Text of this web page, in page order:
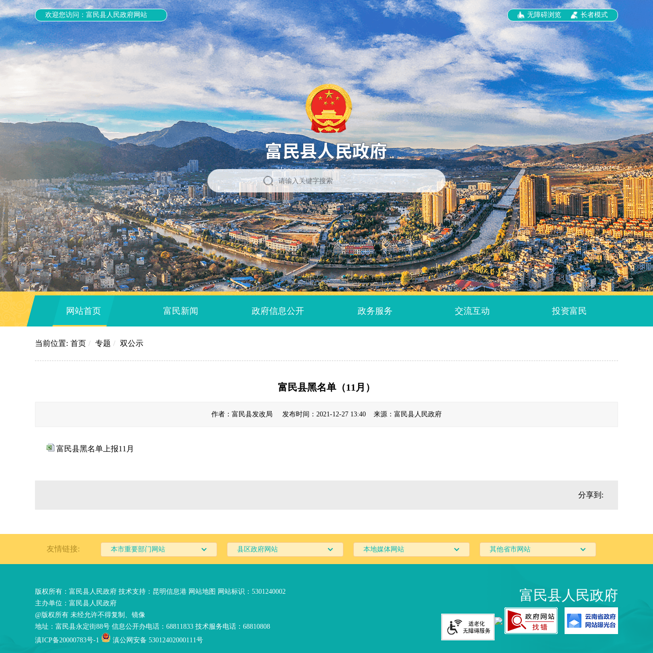
欢迎您访问：富民县人民政府网站 无障碍浏览 长者模式
网站首页 富民新闻 政府信息公开 政务服务 交流互动 投资富民
当前位置: 首页 / 专题 / 双公示
富民县黑名单（11月）
作者：富民县发改局 发布时间：2021-12-27 13:40 来源：富民县人民政府
富民县黑名单上报11月
分享到:
友情链接: 本市重要部门网站 县区政府网站 本地媒体网站 其他省市网站
版权所有：富民县人民政府 技术支持： 昆明信息港 网站地图 网站标识：5301240002
主办单位：富民县人民政府
@版权所有 未经允许不得复制、镜像
地址：富民县永定街88号 信息公开办电话：68811833 技术服务电话：68810808
滇ICP备20000783号-1
滇公网安备 53012402000111号
富民县人民政府